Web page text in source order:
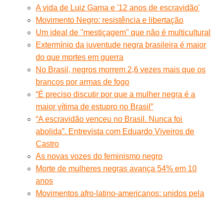
A vida de Luiz Gama e '12 anos de escravidão'
Movimento Negro: resistência e libertação
Um ideal de ''mestiçagem'' que não é multicultural
Extermínio da juventude negra brasileira é maior
do que mortes em guerra
No Brasil, negros morrem 2,6 vezes mais que os
brancos por armas de fogo
“É preciso discutir por que a mulher negra é a
maior vítima de estupro no Brasil”
“A escravidão venceu no Brasil. Nunca foi
abolida”. Entrevista com Eduardo Viveiros de
Castro
As novas vozes do feminismo negro
Morte de mulheres negras avança 54% em 10
anos
Movimentos afro-latino-americanos: unidos pela